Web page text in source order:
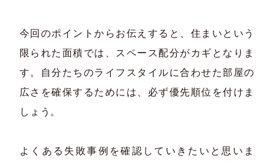
今回のポイントからお伝えすると、住まいという
限られた面積では、スペース配分がカギとなりま
す。自分たちのライフスタイルに合わせた部屋の
広さを確保するためには、必ず優先順位を付けま
しょう。
よくある失敗事例を確認していきたいと思いま